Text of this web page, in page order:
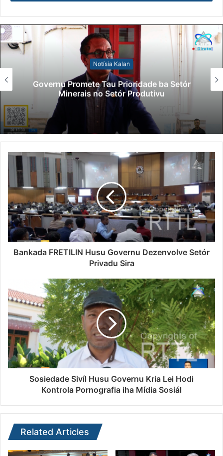
Notísia Kalan
Governu Promete Tau Prioridade ba Setór
Minerais no Setór Produtivu
Bankada FRETILIN Husu Governu Dezenvolve Setór
Privadu Sira
Sosiedade Sivíl Husu Governu Kria Lei Hodi
Kontrola Pornografia iha Mídia Sosiál
Related Articles